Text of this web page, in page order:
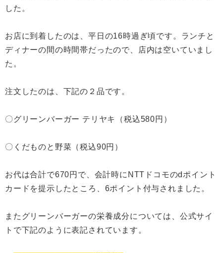
した。
お店に到着したのは、平日の16時過ぎ頃です。ランチと
ディナーの間の時間帯だったので、店内は空いていまし
た。
注文したのは、下記の２品です。
〇グリーンバーガー テリヤキ（税込580円）
〇くだものと野菜（税込90円）
お代は合計で670円で、会計時にNTTドコモのdポイント
カードを提示したところ、6ポイント付与されました。
またグリーンバーガーの栄養成分については、公式サイ
トで下記のように表記されています。